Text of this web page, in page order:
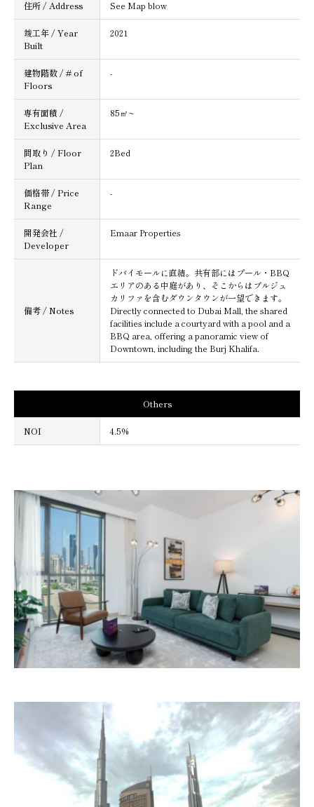
住所 / Address See Map blow
竣工年 / Year
Built
2021
建物階数 / # of
Floors
-
専有面積 /
Exclusive Area
85㎡~
間取り / Floor
Plan
2Bed
価格帯 / Price
Range
-
開発会社 /
Developer
Emaar Properties
備考 / Notes
ドバイモールに直結。共有部にはプール・ BBQ
エリアのある中庭があり、そこからはブルジュ
カリファを含むダウンタウンが一望できます。
Directly connected to Dubai Mall, the shared
facilities include a courtyard with a pool and a
BBQ area, offering a panoramic view of
Downtown, including the Burj Khalifa.
Others
NOI 4.5%